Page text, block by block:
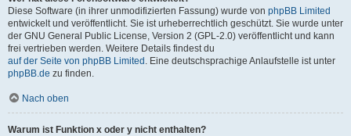
Diese Software (in ihrer unmodifizierten Fassung) wurde von phpBB Limited
entwickelt und veröffentlicht. Sie ist urheberrechtlich geschützt. Sie wurde unter
der GNU General Public License, Version 2 (GPL-2.0) veröffentlicht und kann
frei vertrieben werden. Weitere Details findest du
auf der Seite von phpBB Limited . Eine deutschsprachige Anlaufstelle ist unter
phpBB.de zu finden.
Nach oben
Warum ist Funktion x oder y nicht enthalten?